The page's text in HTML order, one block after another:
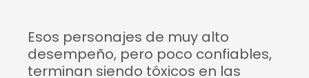
Esos personajes de muy alto
desempeño, pero poco confiables,
terminan siendo tóxicos en las